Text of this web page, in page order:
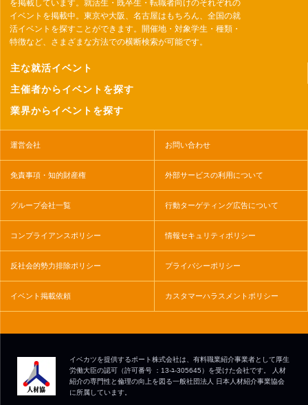
を掲載しています。就活生・既卒生・転職者向けのそれぞれの
イベントを掲載中。東京や大阪、名古屋はもちろん、全国の就
活イベントを探すことができます。開催地・対象学生・種類・
特徴など、さまざまな方法での横断検索が可能です。
主な就活イベント
主催者からイベントを探す
業界からイベントを探す
運営会社 お問い合わせ
免責事項・知的財産権 外部サービスの利用について
グループ会社一覧 行動ターゲティング広告について
コンプライアンスポリシー 情報セキュリティポリシー
反社会的勢力排除ポリシー プライバシーポリシー
イベント掲載依頼 カスタマーハラスメントポリシー